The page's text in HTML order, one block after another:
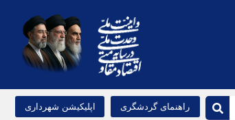
راهنمای گردشگری اپلیکیشن شهرداری